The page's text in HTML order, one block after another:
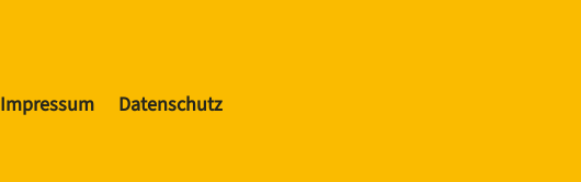
Impressum Datenschutz